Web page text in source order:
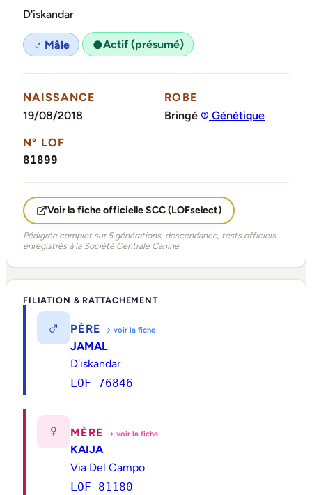
D'iskandar
♂ Mâle ●Actif (présumé)
NAISSANCE
19/08/2018
ROBE
Bringé
Génétique
N° LOF
81899
Voir la fiche officielle SCC (LOFselect)
Pédigrée complet sur 5 générations, descendance, tests officiels
enregistrés à la Société Centrale Canine.
FILIATION & RATTACHEMENT
♂ PÈRE → voir la fiche
JAMAL
D'iskandar
LOF 76846
♀ MÈRE → voir la fiche
KAIJA
Via Del Campo
LOF 81180